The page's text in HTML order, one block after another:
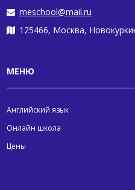
meschool@mail.ru
125466, Москва,
МЕНЮ
Английский язык
Онлайн школа
Цены